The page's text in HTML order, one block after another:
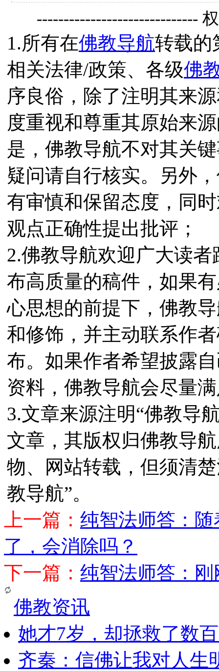
------------------------------
1.所有在佛教导航转载的
相关法律/政策、各级佛
序良俗，除了注明其来
度重视和尊重其原始来
是，佛教导航不对其关
疑问请自行核实。另外
有审慎和保留态度，同
观点正确性提出批评；
2.佛教导航欢迎广大读
布高质量的稿件，如果
心思想的前提下，佛教
和修饰，并主动联系作
布。如果作者希望披露
资料，佛教导航会尽量
3.文章来源注明“佛教导
文章，其版权归佛教导
物、网站转载，但须清
教导航”。
上一篇： 纯智法师答：
了，会消除吗？
下一篇： 纯智法师答：
佛教资讯
她才7岁，却拯救了数
齐秦：信佛让我对人生